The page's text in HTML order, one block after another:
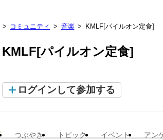
コミュニティ 音楽 KMLF[パイルオン定食]
KMLF[パイルオン定食]
ログインして参加する
つぶやき トピック イベント アン